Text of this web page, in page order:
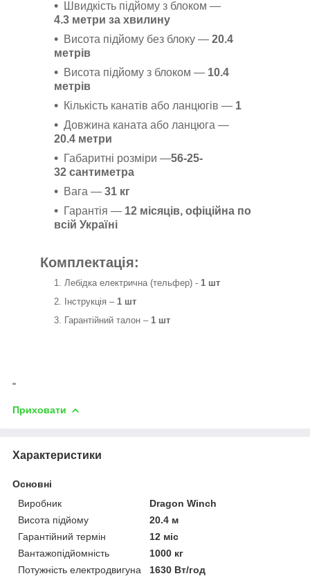
Швидкість підйому з блоком —
4.3 метри за хвилину
Висота підйому без блоку — 20.4
метрів
Висота підйому з блоком — 10.4
метрів
Кількість канатів або ланцюгів — 1
Довжина каната або ланцюга —
20.4 метри
Габаритні розміри —56-25-
32 сантиметра
Вага — 31 кг
Гарантія — 12 місяців, офіційна по
всій Україні
Комплектація:
Лебідка електрична (тельфер) - 1 шт
Інструкція – 1 шт
Гарантійний талон – 1 шт
"
Приховати
Характеристики
Основні
Виробник
Dragon Winch
Висота підйому
20.4 м
Гарантійний термін
12 міс
Вантажопідйомність
1000 кг
Потужність електродвигуна
1630 Вт/год